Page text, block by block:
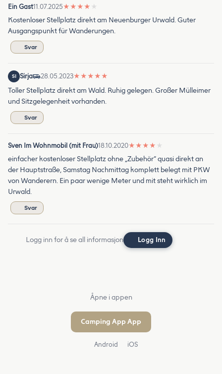
Ein Gast11.07.2025★ ★ ★ ★ ★
Kostenloser Stellplatz direkt am Neuenburger Urwald. Guter
Ausgangspunkt für Wanderungen.
Svar
SI Sirja 28.05.2023★ ★ ★ ★ ★
Toller Stellplatz direkt am Wald. Ruhig gelegen. Großer Mülleimer
und Sitzgelegenheit vorhanden.
Svar
Sven Im Wohnmobil (mit Frau)18.10.2020★ ★ ★ ★ ★
einfacher kostenloser Stellplatz ohne „Zubehör“ quasi direkt an
der Hauptstraße, Samstag Nachmittag komplett belegt mit PKW
von Wanderern. Ein paar wenige Meter und mit steht wirklich im
Urwald.
Svar
Logg inn for å se all informasjon Logg Inn
Åpne i appen
Camping App App
Android iOS